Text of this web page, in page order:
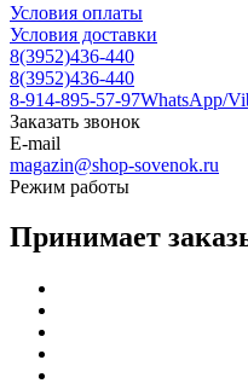
Условия оплаты
Условия доставки
8(3952)436-440
8(3952)436-440
8-914-895-57-97WhatsApp/
Заказать звонок
E-mail
magazin@shop-sovenok.ru
Режим работы
Принимает